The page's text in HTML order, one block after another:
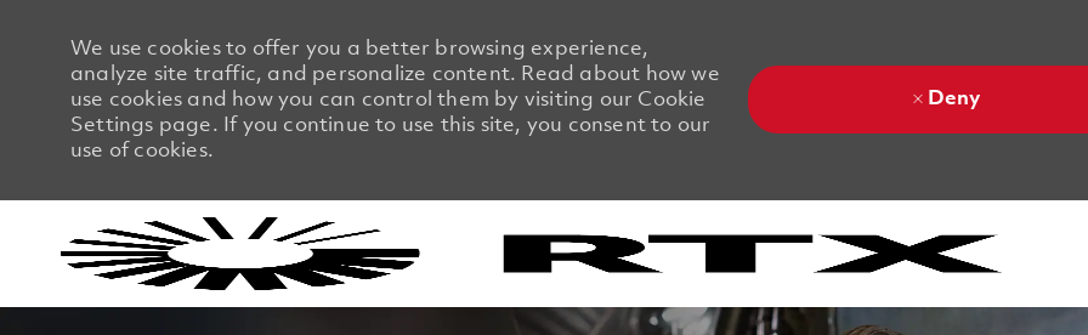
We use cookies to offer you a better browsing experience,
analyze site traffic, and personalize content. Read about how we
use cookies and how you can control them by visiting our Cookie
Settings page. If you continue to use this site, you consent to our
use of cookies.
Deny